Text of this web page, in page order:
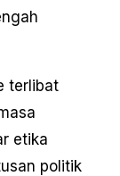
terlibat
etika
politik